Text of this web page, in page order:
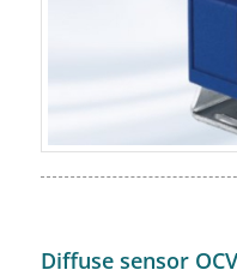
Diffuse sensor